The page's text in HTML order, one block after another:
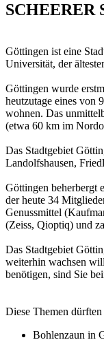
SCHEERER
Göttingen ist eine
Universität, der
Göttingen wurde
heutzutage eines von
wohnen. Das
(etwa 60 km im
Das Stadtgebiet
Landolfshausen,
Göttingen beherbergt
der heute 34
Genussmittel
(Zeiss, Qioptiq) und
Das Stadtgebiet
weiterhin wachsen
benötigen, sind Sie
Diese Themen
Bohlenzaun in